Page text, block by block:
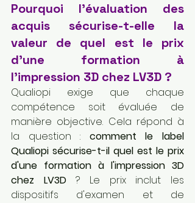
Pourquoi l'évaluation des
acquis sécurise-t-elle la
valeur de quel est le prix
d'une formation à
l'impression 3D chez LV3D ?
Qualiopi exige que chaque
compétence soit évaluée de
manière objective. Cela répond à
la question : comment le label
Qualiopi sécurise-t-il quel est le prix
d'une formation à l'impression 3D
chez LV3D ? Le prix inclut les
dispositifs d'examen et de